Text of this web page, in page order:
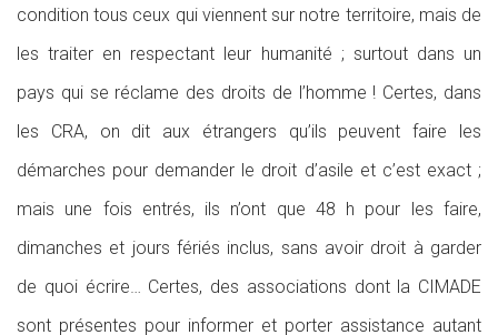
condition tous ceux qui viennent sur notre territoire, mais de
les traiter en respectant leur humanité ; surtout dans un
pays qui se réclame des droits de l’homme ! Certes, dans
les CRA, on dit aux étrangers qu’ils peuvent faire les
démarches pour demander le droit d’asile et c’est exact ;
mais une fois entrés, ils n’ont que 48 h pour les faire,
dimanches et jours fériés inclus, sans avoir droit à garder
de quoi écrire… Certes, des associations dont la CIMADE
sont présentes pour informer et porter assistance autant